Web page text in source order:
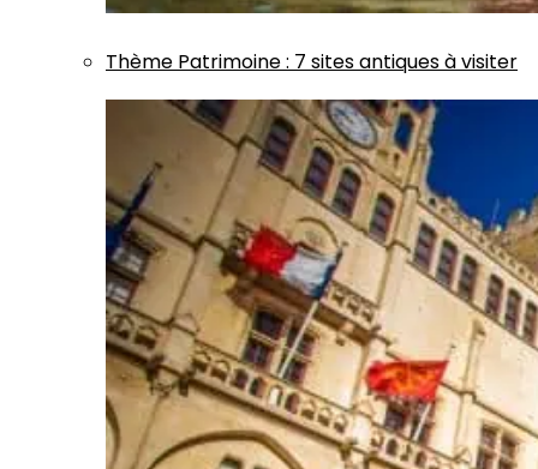
Thème Patrimoine: 7 sites antiques à visiter